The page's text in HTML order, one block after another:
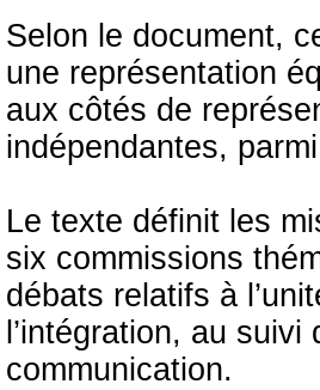
Selon le document,
une représentation
aux côtés de
indépendantes,
Le texte définit les
six commissions
débats relatifs à
l’intégration, au
communication.